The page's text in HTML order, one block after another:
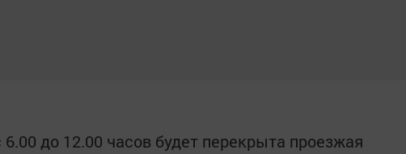
до 12.00 часов будет перекрыта проезжая